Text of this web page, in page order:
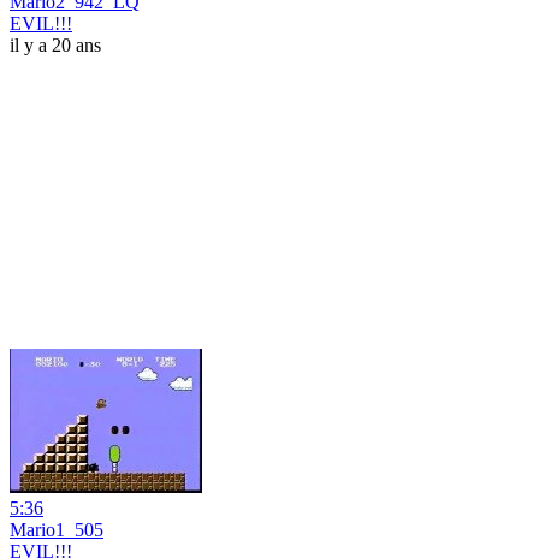
EVIL!!!
il y a 20 ans
5:36
Mario1_505
EVIL!!!